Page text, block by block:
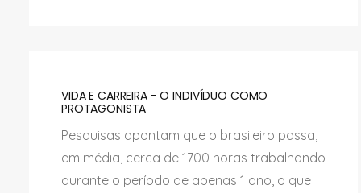
VIDA E CARREIRA - O INDIVÍDUO COMO
PROTAGONISTA
Pesquisas apontam que o brasileiro passa,
em média, cerca de 1700 horas trabalhando
durante o período de apenas 1 ano, o que